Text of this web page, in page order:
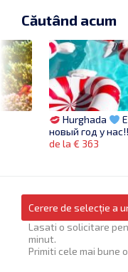
Căutând acum
Hurghada
новый год у
de la € 363
Cerere de selecție a
Lasati o solicitare
minut.
Primiti cele mai bune